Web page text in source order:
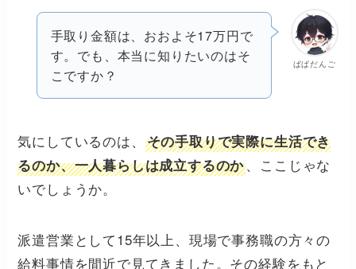
ぱぱだんご
手取り金額は、おおよそ17万円で
す。でも、本当に知りたいのはそ
こですか？
気にしているのは、
その手取りで実際に生活でき
るのか、一人暮らしは成立するのか、ここじゃな
いでしょうか。
派遣営業として15年以上、現場で事務職の方々の
給料事情を間近で見てきました。その経験をもと